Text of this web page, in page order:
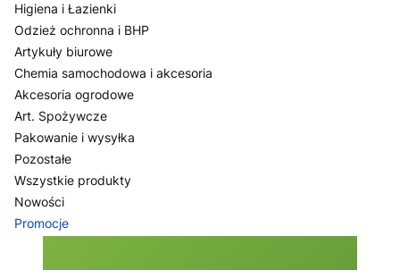
Higiena i Łazienki
Odzież ochronna i BHP
Artykuły biurowe
Chemia samochodowa i akcesoria
Akcesoria ogrodowe
Art. Spożywcze
Pakowanie i wysyłka
Pozostałe
Wszystkie produkty
Nowości
Promocje